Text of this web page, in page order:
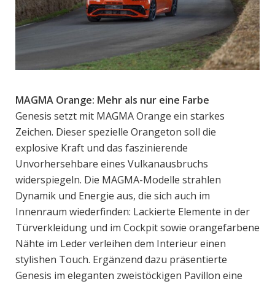
MAGMA Orange: Mehr als nur eine Farbe
Genesis setzt mit MAGMA Orange ein starkes
Zeichen. Dieser spezielle Orangeton soll die
explosive Kraft und das faszinierende
Unvorhersehbare eines Vulkanausbruchs
widerspiegeln. Die MAGMA-Modelle strahlen
Dynamik und Energie aus, die sich auch im
Innenraum wiederfinden: Lackierte Elemente in der
Türverkleidung und im Cockpit sowie orangefarbene
Nähte im Leder verleihen dem Interieur einen
stylishen Touch. Ergänzend dazu präsentierte
Genesis im eleganten zweistöckigen Pavillon eine